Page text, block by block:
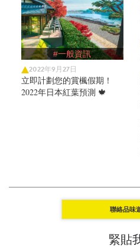
#一般資訊
2022年9月27日
立即計劃您的賞楓假期！
2022年日本紅葉預測 🍁
聯絡品味
緊貼